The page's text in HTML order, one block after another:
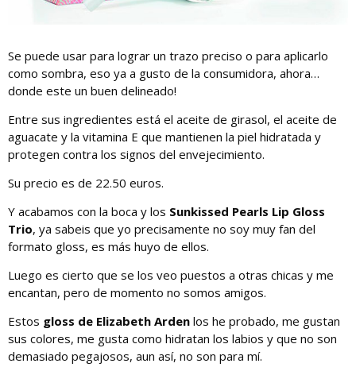
Se puede usar para lograr un trazo preciso o para aplicarlo
como sombra, eso ya a gusto de la consumidora, ahora…
donde este un buen delineado!
Entre sus ingredientes está el aceite de girasol, el aceite de
aguacate y la vitamina E que mantienen la piel hidratada y
protegen contra los signos del envejecimiento.
Su precio es de 22.50 euros.
Y acabamos con la boca y los Sunkissed Pearls Lip Gloss
Trio, ya sabeis que yo precisamente no soy muy fan del
formato gloss, es más huyo de ellos.
Luego es cierto que se los veo puestos a otras chicas y me
encantan, pero de momento no somos amigos.
Estos gloss de Elizabeth Arden los he probado, me gustan
sus colores, me gusta como hidratan los labios y que no son
demasiado pegajosos, aun así, no son para mí.